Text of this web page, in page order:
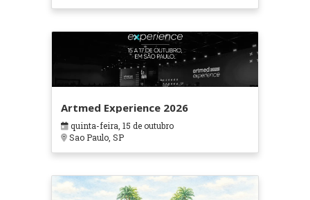
Artmed Experience 2026
quinta-feira, 15 de outubro
Sao Paulo, SP